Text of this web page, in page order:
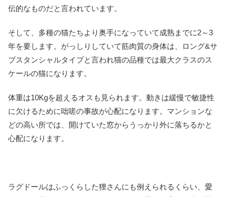
伝的なものだと言われています。
そして、多種の猫たちより奥手になっていて成熟までに2～3
年を要します。がっしりしていて筋肉質の身体は、ロング&サ
ブスタンシャルタイプと言われ猫の品種では最大クラスのス
ケールの猫になります。
体重は10Kgを超えるオスも見られます。動きは緩慢で敏捷性
に欠けるために咄嗟の事故が心配になります。マンションな
どの高い所では、開けていた窓からうっかり外に落ちるかと
心配になります。
ラグドールはふっくらした狸さんにも例えられるくらい、愛